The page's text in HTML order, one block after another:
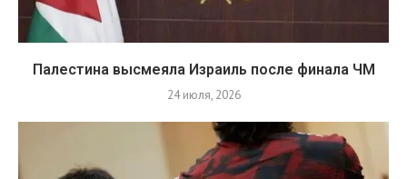
Палестина высмеяла Израиль после финала ЧМ
24 июля, 2026